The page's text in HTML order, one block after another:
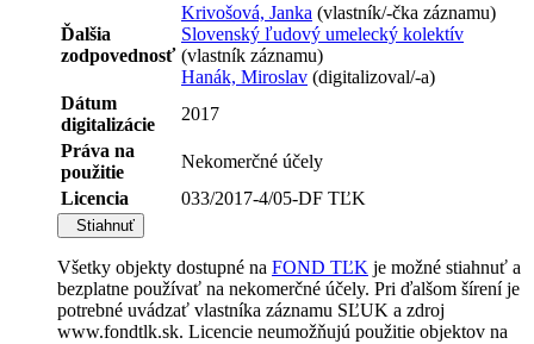
Ďalšia
zodpovednosť
Krivošová, Janka (vlastník/-čka záznamu)
Slovenský ľudový umelecký kolektív
(vlastník záznamu)
Hanák, Miroslav (digitalizoval/-a)
Dátum
digitalizácie
2017
Práva na
použitie
Nekomerčné účely
Licencia
033/2017-4/05-DF TĽK
Stiahnuť
Všetky objekty dostupné na FOND TĽK je možné stiahnuť a
bezplatne používať na nekomerčné účely. Pri ďalšom šírení je
potrebné uvádzať vlastníka záznamu SĽUK a zdroj
www.fondtlk.sk. Licencie neumožňujú použitie objektov na